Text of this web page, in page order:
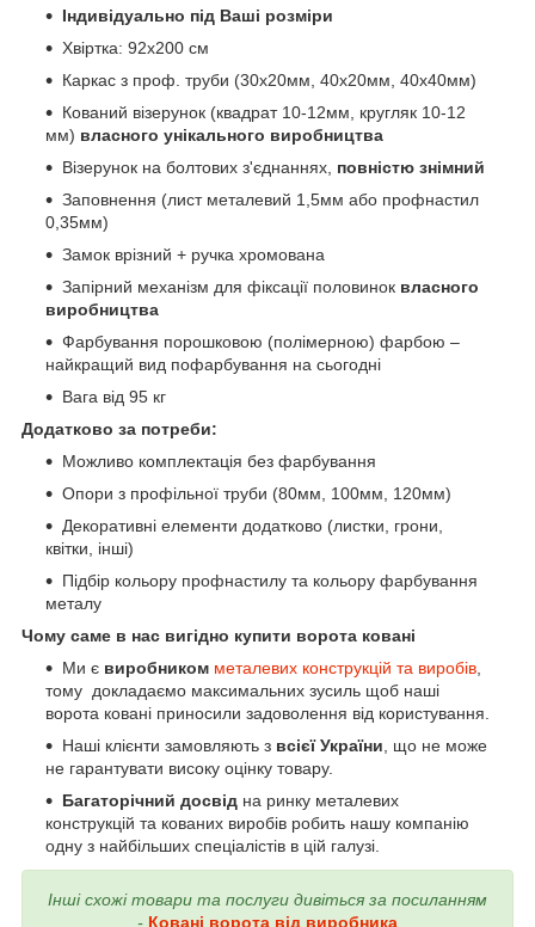
Індивідуально під Ваші розміри
Хвіртка: 92х200 см
Каркас з проф. труби (30х20мм, 40х20мм, 40х40мм)
Кований візерунок (квадрат 10-12мм, кругляк 10-12
мм) власного унікального виробництва
Візерунок на болтових з'єднаннях, повністю знімний
Заповнення (лист металевий 1,5мм або профнастил
0,35мм)
Замок врізний + ручка хромована
Запірний механізм для фіксації половинок власного
виробництва
Фарбування порошковою (полімерною) фарбою –
найкращий вид пофарбування на сьогодні
Вага від 95 кг
Додатково за потреби:
Можливо комплектація без фарбування
Опори з профільної труби (80мм, 100мм, 120мм)
Декоративні елементи додатково (листки, грони,
квітки, інші)
Підбір кольору профнастилу та кольору фарбування
металу
Чому саме в нас вигідно купити ворота ковані
Ми є виробником металевих конструкцій та виробів,
тому докладаємо максимальних зусиль щоб наші
ворота ковані приносили задоволення від користування.
Наші клієнти замовляють з всієї України, що не може
не гарантувати високу оцінку товару.
Багаторічний досвід на ринку металевих
конструкцій та кованих виробів робить нашу компанію
одну з найбільших спеціалістів в цій галузі.
Інші схожі товари та послуги дивіться за посиланням
- Ковані ворота від виробника